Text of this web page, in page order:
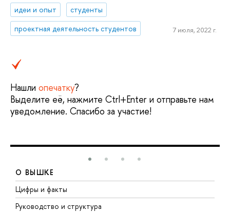
идеи и опыт
студенты
проектная деятельность студентов
7 июля, 2022 г.
Нашли опечатку?
Выделите её, нажмите Ctrl+Enter и отправьте нам
уведомление. Спасибо за участие!
О ВЫШКЕ
Цифры и факты
Руководство и структура